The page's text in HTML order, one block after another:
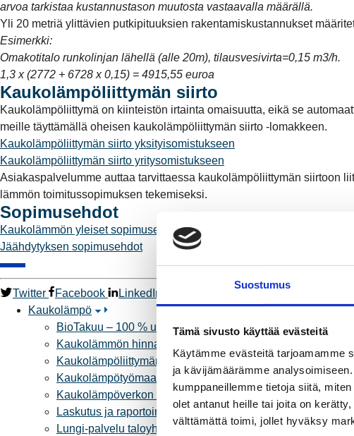
Suostumus
Tämä sivusto käyttää evästeitä
Käytämme evästeitä tarjoamamme
ja kävijämäärämme
kumppaneillemme tietoja siitä,
olet antanut heille tai joita on
välttämättä toimi, jollet hyväksy
arvoa tarkistaa kustannustason muutosta vastaavalla määrällä.
Yli 20 metriä ylittävien putkipituuksien rakentamiskustannukset
Esimerkki:
Omakotitalo runkolinjan lähellä (alle 20m), tilausvesivirta=0,15 m3/h.
1,3 x (2772 + 6728 x 0,15) = 4915,55 euroa
Kaukolämpöliittymän siirto
Kaukolämpöliittymä on kiinteistön irtainta omaisuutta, eikä se
meille täyttämällä oheisen kaukolämpöliittymän siirto -lomakkeen.
Kaukolämpöliittymän siirto yksityisomistukseen
Kaukolämpöliittymän siirto yritysomistukseen
Asiakaspalvelumme auttaa tarvittaessa kaukolämpöliittymän siirtoon
lämmön toimitussopimuksen tekemiseksi.
Sopimusehdot
Kaukolämmön yleiset sopimusehdot
Jäähdytyksen sopimusehdot
Twitter Facebook LinkedIn
Kaukolämpö
BioTakuu – 100 % uusiutuvaa kaukolämpöä
Kaukolämmön hinnasto
Kaukolämpöliittymän saatavuus ja toteutus
Kaukolämpötyömaat kartalla
Kaukolämpöverkon viasta ilmoittaminen
Laskutus ja raportointi
Lungi-palvelu taloyhtiöille ja yrityksille